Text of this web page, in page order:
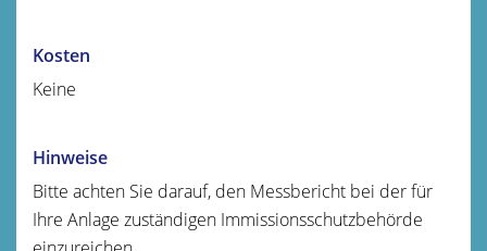
Kosten
Keine
Hinweise
Bitte achten Sie darauf, den Messbericht bei der für
Ihre Anlage zuständigen Immissionsschutzbehörde